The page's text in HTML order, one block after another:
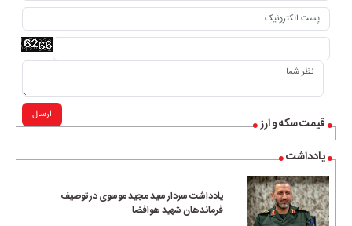
قیمت سکه و ارز
یادداشت
یادداشت سردار سید مجید موسوی در توصیف
فرماندهان شهید هوافضا
ارسال